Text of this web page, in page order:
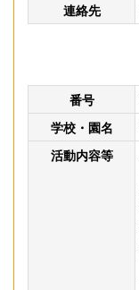
連絡先
番号
学校・園名
活動内容等